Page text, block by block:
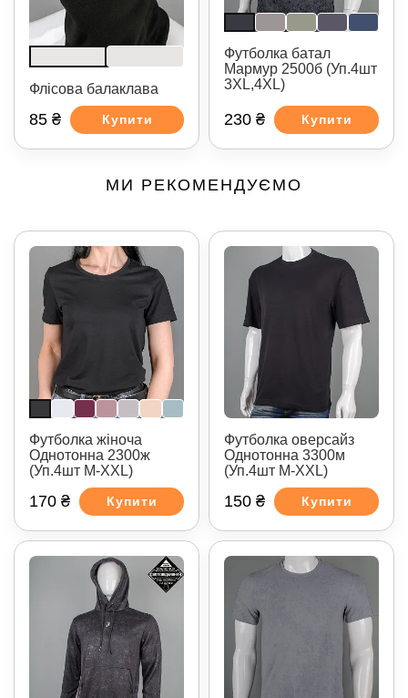
Флісова балаклава
85 ₴ Купити
Футболка батал
Мармур 2500б (Уп.4шт
3XL,4XL)
230 ₴ Купити
МИ РЕКОМЕНДУЄМО
Футболка жіноча
Однотонна 2300ж
(Уп.4шт M-XXL)
170 ₴ Купити
Футболка оверсайз
Однотонна 3300м
(Уп.4шт M-XXL)
150 ₴ Купити